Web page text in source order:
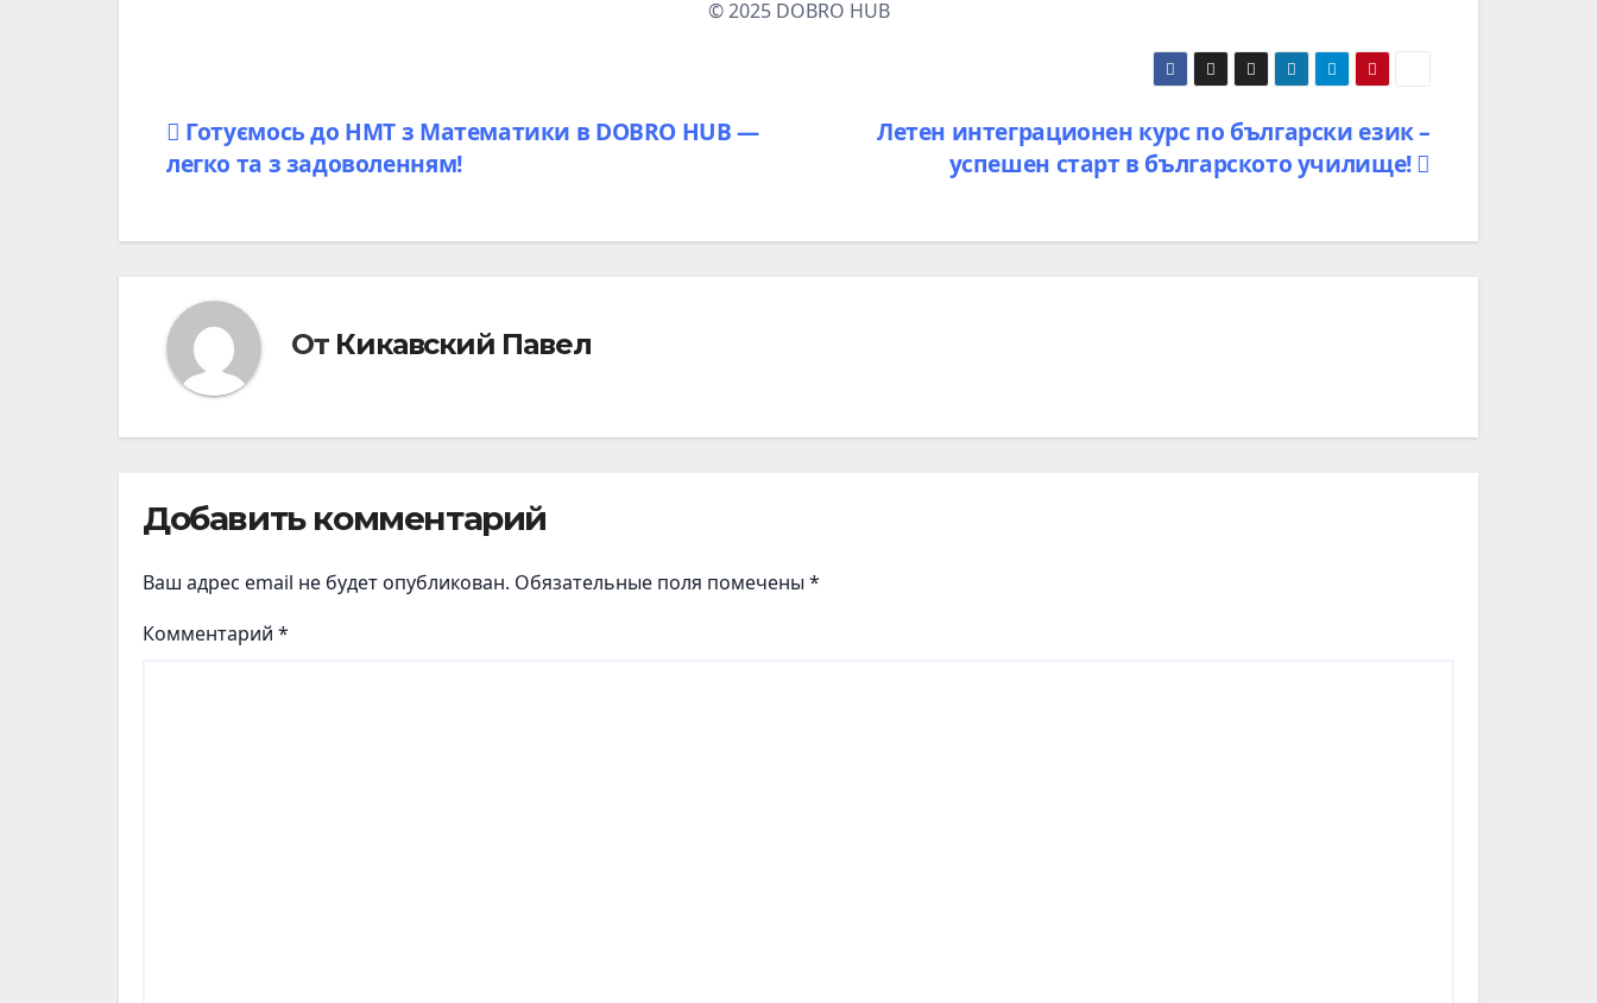
© 2025 DOBRO HUB
Летен интеграционен курс по български език –
успешен старт в българското училище!
Готуємось до НМТ з Математики в DOBRO HUB —
легко та з задоволенням!
От Кикавский Павел
Добавить комментарий
Ваш адрес email не будет опубликован. Обязательные поля помечены *
Комментарий *